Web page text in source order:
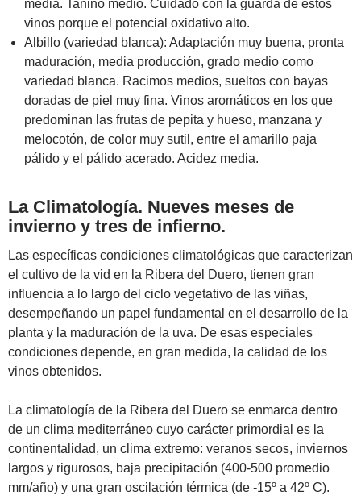
media. Tanino medio. Cuidado con la guarda de estos
vinos porque el potencial oxidativo alto.
Albillo (variedad blanca): Adaptación muy buena, pronta
maduración, media producción, grado medio como
variedad blanca. Racimos medios, sueltos con bayas
doradas de piel muy fina. Vinos aromáticos en los que
predominan las frutas de pepita y hueso, manzana y
melocotón, de color muy sutil, entre el amarillo paja
pálido y el pálido acerado. Acidez media.
La Climatología. Nueves meses de
invierno y tres de infierno.
Las específicas condiciones climatológicas que caracterizan
el cultivo de la vid en la Ribera del Duero, tienen gran
influencia a lo largo del ciclo vegetativo de las viñas,
desempeñando un papel fundamental en el desarrollo de la
planta y la maduración de la uva. De esas especiales
condiciones depende, en gran medida, la calidad de los
vinos obtenidos.
La climatología de la Ribera del Duero se enmarca dentro
de un clima mediterráneo cuyo carácter primordial es la
continentalidad, un clima extremo: veranos secos, inviernos
largos y rigurosos, baja precipitación (400-500 promedio
mm/año) y una gran oscilación térmica (de -15º a 42º C).